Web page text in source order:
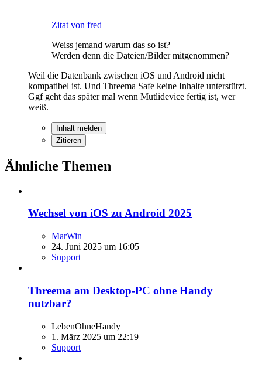
Zitat von fred
Weiss jemand warum das so ist?
Werden denn die Dateien/Bilder mitgenommen?
Weil die Datenbank zwischen iOS und Android nicht
kompatibel ist. Und Threema Safe keine Inhalte unterstützt.
Ggf geht das später mal wenn Mutlidevice fertig ist, wer
weiß.
Inhalt melden
Zitieren
Ähnliche Themen
Wechsel von iOS zu Android 2025
MarWin
24. Juni 2025 um 16:05
Support
Threema am Desktop-PC ohne Handy
nutzbar?
LebenOhneHandy
1. März 2025 um 22:19
Support